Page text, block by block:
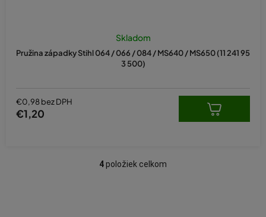
Pružina západky Stihl 064 / 066 / 084 / MS640 / MS650 (11 241 95
3 500)
Skladom
€0,98 bez DPH
€1,20
O
4položiek celkom